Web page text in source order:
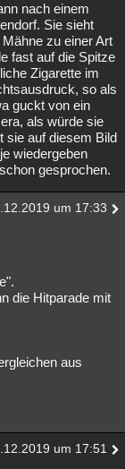
nach einem
Sie sieht
zu einer Art
fast auf die Spitze
Zigarette im
so als
guckt von ein
als würde sie
sie auf diesem Bild
wiedergeben
gesprochen.
um 17:33
die Hitparade mit
aus
um 17:51